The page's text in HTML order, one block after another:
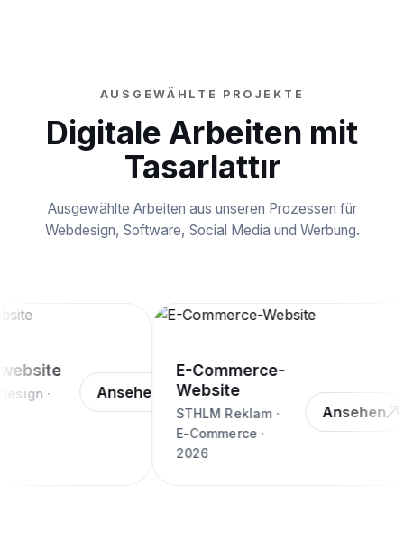
AUSGEWÄHLTE PROJEKTE
Digitale Arbeiten mit
Tasarlattır
Ausgewählte Arbeiten aus unseren Prozessen für
Webdesign, Software, Social Media und Werbung.
· Ansehen
E-Commerce-
Website
STHLM Reklam ·
E-Commerce ·
2026
Ansehen